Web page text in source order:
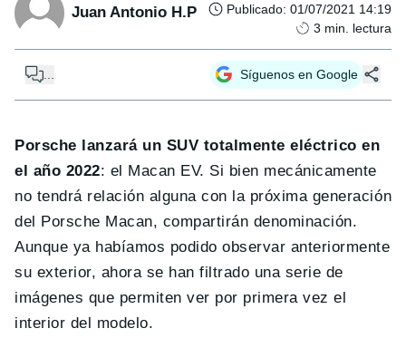
Juan Antonio H.P Publicado: 01/07/2021 14:19
3 min. lectura
Síguenos en Google
Porsche lanzará un SUV totalmente eléctrico en
el año 2022: el Macan EV. Si bien mecánicamente
no tendrá relación alguna con la próxima generación
del Porsche Macan, compartirán denominación.
Aunque ya habíamos podido observar anteriormente
su exterior, ahora se han filtrado una serie de
imágenes que permiten ver por primera vez el
interior del modelo.